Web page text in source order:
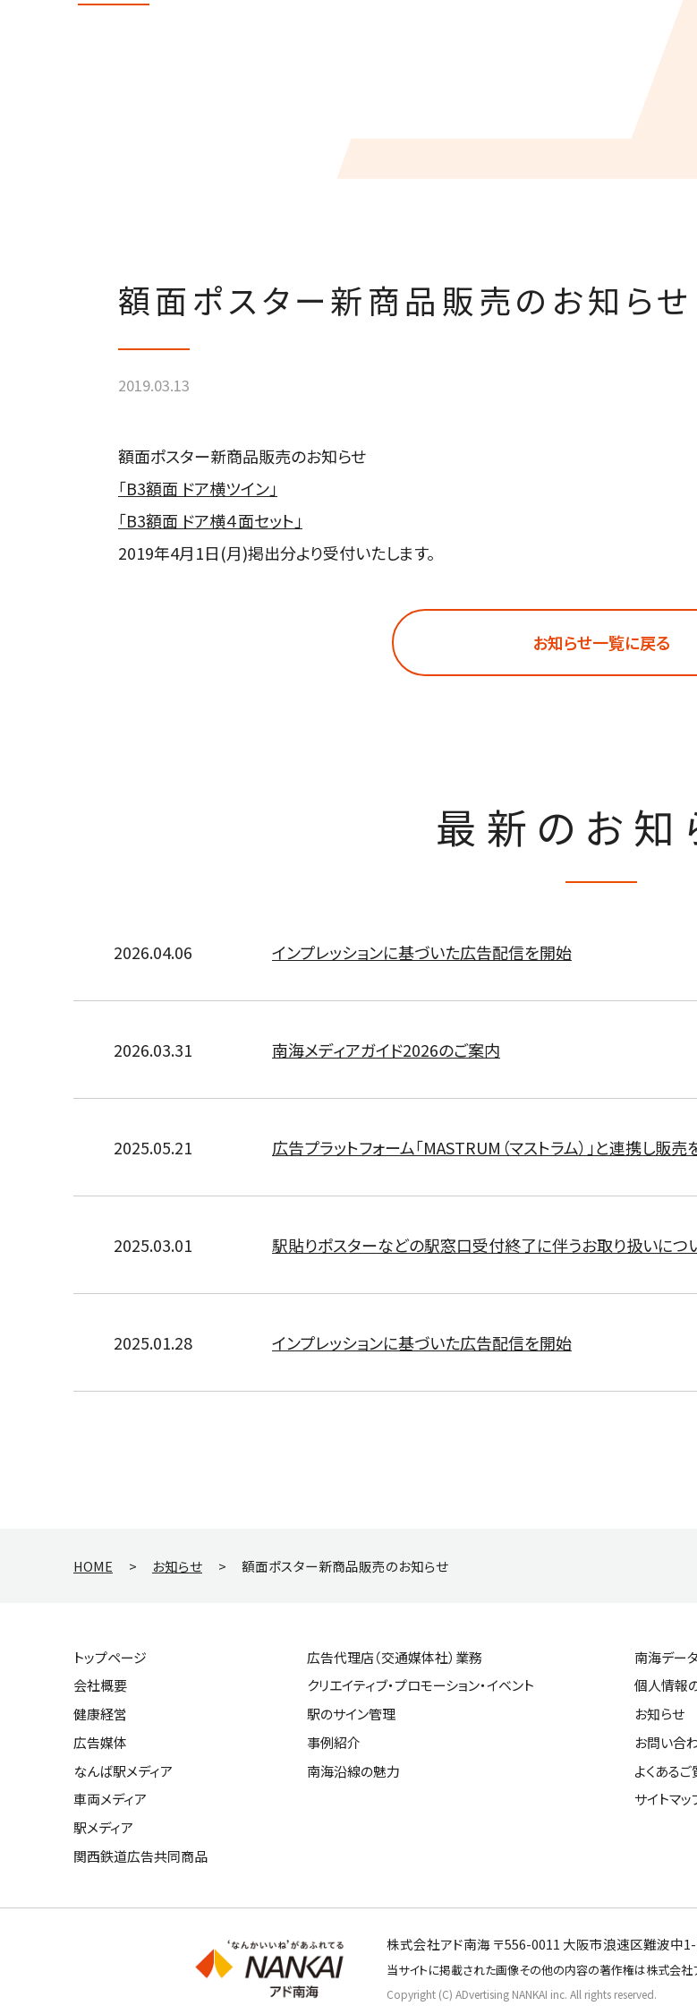
額面ポスター新商品販売のお知らせ
2019.03.13
額面ポスター新商品販売のお知らせ
「B3額面 ドア横ツイン」
「B3額面 ドア横４面セット」
2019年4月1日(月)掲出分より受付いたします。
お知らせ一覧に戻る
最新のお知
2026.04.06 インプレッションに基づいた広告配信を開始
2026.03.31 南海メディアガイド2026のご案内
2025.05.21 広告プラットフォーム「MASTRUM（マストラム）」と連携し販
2025.03.01 駅貼りポスターなどの駅窓口受付終了に伴うお取り扱いにつ
2025.01.28 インプレッションに基づいた広告配信を開始
HOME > お知らせ > 額面ポスター新商品販売のお知らせ
トップページ
会社概要
健康経営
広告媒体
なんば駅メディア
車両メディア
駅メディア
関西鉄道広告共同商品
広告代理店（交通媒体社）業務
クリエイティブ・プロモーション・イベント
駅のサイン管理
事例紹介
南海沿線の魅力
南海データ
個人情報
お知らせ
お問い合
よくある
サイトマッ
株式会社アド南海 〒556-0011 大阪市浪速区難波中
当サイトに掲載された画像その他の内容の著作権は株式会社
Copyright (C) ADvertising NANKAI inc. All rights reserved.